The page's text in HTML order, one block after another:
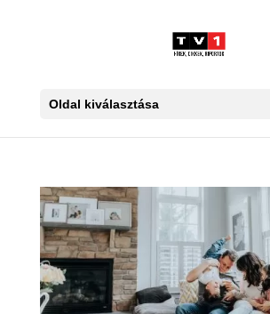
Oldal kiválasztása